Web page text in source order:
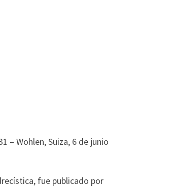
– Wohlen, Suiza, 6 de junio
fue publicado por